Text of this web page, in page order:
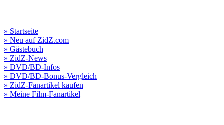
» Startseite
» Neu auf ZidZ.com
» Gästebuch
» ZidZ-News
» DVD/BD-Infos
» DVD/BD-Bonus-Vergleich
» ZidZ-Fanartikel kaufen
» Meine Film-Fanartikel